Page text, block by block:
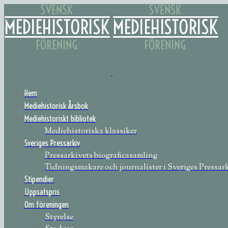
Hem
Mediehistorisk Årsbok
Mediehistoriskt bibliotek
Mediehistoriska klassiker
Sveriges Pressarkiv
Pressarkivets biograficasamling
Tidningsmakare och journalister i Sveriges
Stipendier
Uppsatspris
Om föreningen
Styrelse